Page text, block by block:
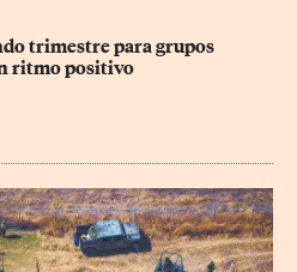
trimestre para grupos
ritmo positivo